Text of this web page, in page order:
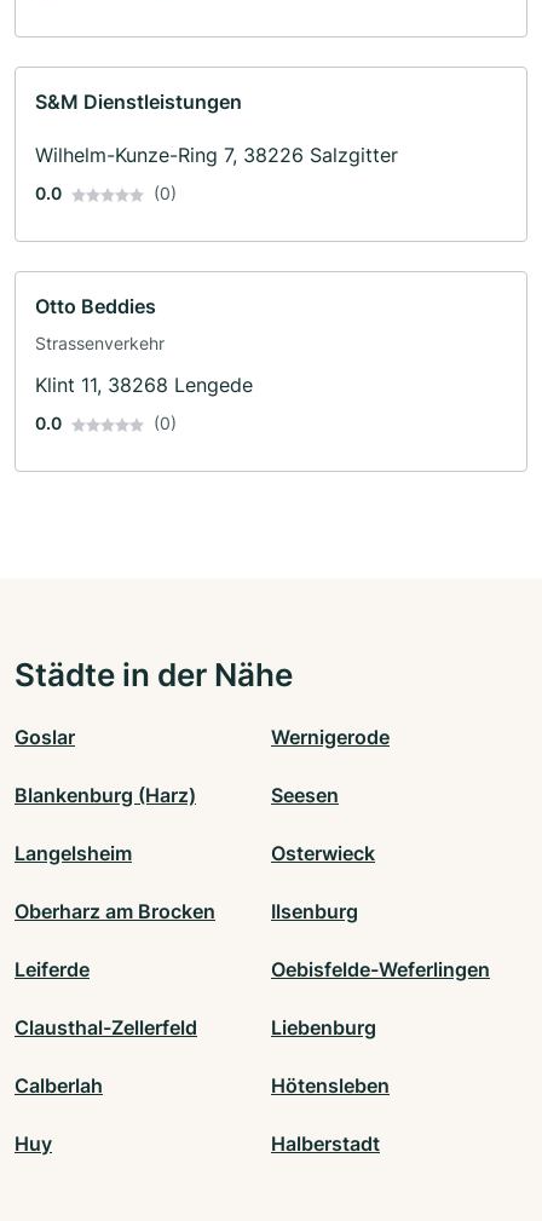
S&M Dienstleistungen
Wilhelm-Kunze-Ring 7, 38226 Salzgitter
0.0 (0)
Otto Beddies
Strassenverkehr
Klint 11, 38268 Lengede
0.0 (0)
Städte in der Nähe
Goslar Wernigerode
Blankenburg (Harz) Seesen
Langelsheim Osterwieck
Oberharz am Brocken Ilsenburg
Leiferde Oebisfelde-Weferlingen
Clausthal-Zellerfeld Liebenburg
Calberlah Hötensleben
Huy Halberstadt